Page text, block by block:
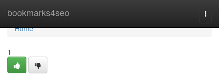
bookmarks4seo
Home
Home
1